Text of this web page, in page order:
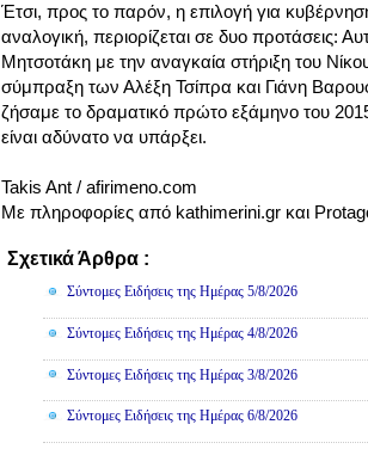
Έτσι, προς το παρόν, η επιλογή για
αναλογική, περιορίζεται σε δυο προτάσεις:
Μητσοτάκη με την αναγκαία στήριξη του
σύμπραξη των Αλέξη Τσίπρα και Γιάνη
ζήσαμε το δραματικό πρώτο εξάμηνο του
είναι αδύνατο να υπάρξει.
Takis Ant / afirimeno.com
Με πληροφορίες από kathimerini.gr και
Σχετικά Άρθρα :
Σύντομες Ειδήσεις της Ημέρας 5/8/2026
Σύντομες Ειδήσεις της Ημέρας 4/8/2026
Σύντομες Ειδήσεις της Ημέρας 3/8/2026
Σύντομες Ειδήσεις της Ημέρας 6/8/2026